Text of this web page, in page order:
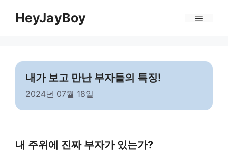
HeyJayBoy
내가 보고 만난 부자들의 특징!
2024년 07월 18일
내 주위에 진짜 부자가 있는가?